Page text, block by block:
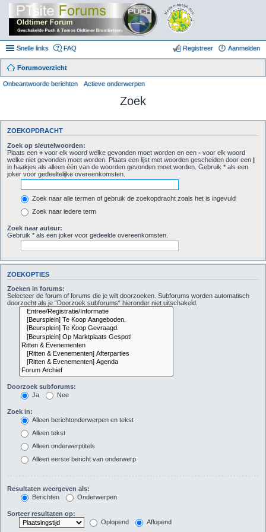
Snelle links FAQ Aanmelden
Registreer
Forumoverzicht
Onbeantwoorde berichten Actieve onderwerpen
Zoek
ZOEKOPDRACHT
Zoek op sleutelwoorden:
Plaats een + voor elk woord welke gevonden moet worden en een - voor elk woord
welke niet gevonden moet worden. Plaats een lijst met woorden gescheiden door een |
in haakjes als alleen één van de woorden gevonden moet worden. Gebruik * als een
joker voor gedeeltelijke overeenkomsten.
Zoek naar alle termen of gebruik de zoekopdracht zoals het is ingevuld
Zoek naar iedere term
Zoek naar auteur:
Gebruik * als een joker voor gedeelde overeenkomsten.
ZOEKOPTIES
Zoeken in forums:
Selecteer de forum of forums die je wilt doorzoeken. Subforums worden automatisch
doorzocht als je “Doorzoek subforums“ hieronder niet uitschakeld.
Doorzoek subforums:
Ja
Nee
Zoek in:
Alleen berichtonderwerpen en tekst
Alleen tekst
Alleen onderwerptitels
Alleen eerste bericht van onderwerp
Resultaten weergeven als:
Berichten
Onderwerpen
Sorteer resultaten op:
Oplopend
Aflopend